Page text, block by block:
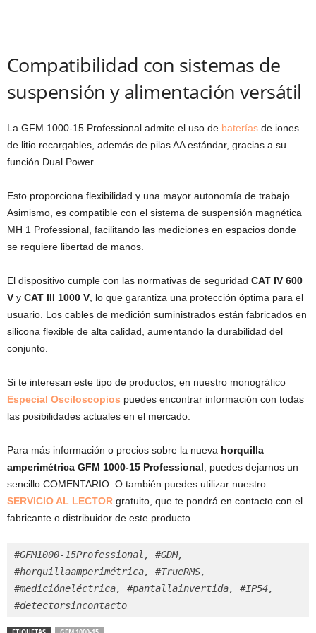
Compatibilidad con sistemas de
suspensión y alimentación versátil
La GFM 1000-15 Professional admite el uso de baterías de iones
de litio recargables, además de pilas AA estándar, gracias a su
función Dual Power.
Esto proporciona flexibilidad y una mayor autonomía de trabajo.
Asimismo, es compatible con el sistema de suspensión magnética
MH 1 Professional, facilitando las mediciones en espacios donde
se requiere libertad de manos.
El dispositivo cumple con las normativas de seguridad CAT IV 600
V y CAT III 1000 V , lo que garantiza una protección óptima para el
usuario. Los cables de medición suministrados están fabricados en
silicona flexible de alta calidad, aumentando la durabilidad del
conjunto.
Si te interesan este tipo de productos, en nuestro monográfico
Especial Osciloscopios puedes encontrar información con todas
las posibilidades actuales en el mercado.
Para más información o precios sobre la nueva horquilla
amperimétrica GFM 1000-15 Professional , puedes dejarnos un
sencillo COMENTARIO. O también puedes utilizar nuestro
SERVICIO AL LECTOR gratuito, que te pondrá en contacto con el
fabricante o distribuidor de este producto.
#GFM1000-15Professional, #GDM,
#horquillaamperimétrica, #TrueRMS,
#medicióneléctrica, #pantallainvertida, #IP54,
#detectorsincontacto